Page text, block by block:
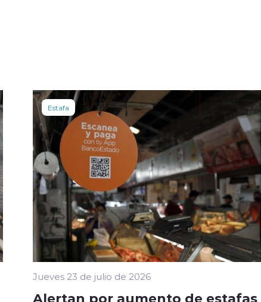
Estafa
Jueves 23 de julio de 2026
Alertan por aumento de estafas